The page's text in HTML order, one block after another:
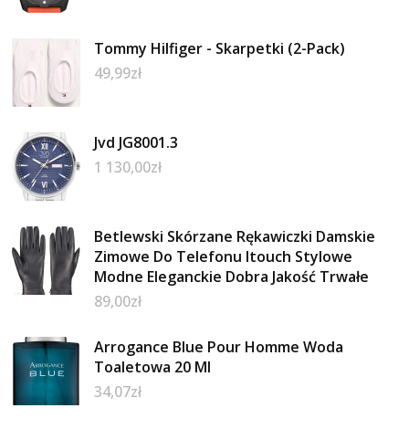
Tommy Hilfiger - Skarpetki (2-Pack)
49,99zł
Jvd JG8001.3
1 130,00zł
Betlewski Skórzane Rękawiczki Damskie
Zimowe Do Telefonu Itouch Stylowe
Modne Eleganckie Dobra Jakość Trwałe
89,00zł
Arrogance Blue Pour Homme Woda
Toaletowa 20 Ml
34,07zł